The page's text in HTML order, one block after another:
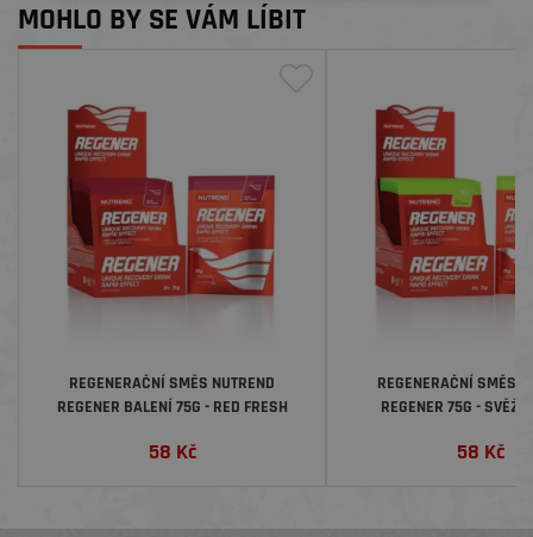
MOHLO BY SE VÁM LÍBIT
REGENERAČNÍ SMĚS NUTREND
REGENER BALENÍ 75G - RED FRESH
58 Kč
REGENERAČNÍ SMĚS
REGENER 75G - SVĚŽÍ
58 Kč